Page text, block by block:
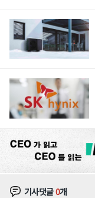
기사댓글0개